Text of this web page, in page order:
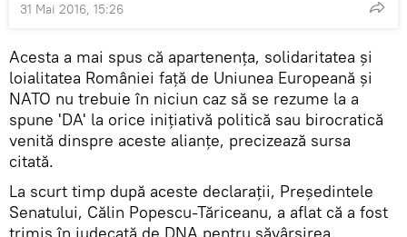
31 Mai 2016, 15:26
Acesta a mai spus că apartenența, solidaritatea și
loialitatea României față de Uniunea Europeană și
NATO nu trebuie în niciun caz să se rezume la a
spune 'DA' la orice inițiativă politică sau birocratică
venită dinspre aceste alianțe, precizează sursa
citată.
La scurt timp după aceste declarații, Președintele
Senatului, Călin Popescu-Tăriceanu, a aflat că a fost